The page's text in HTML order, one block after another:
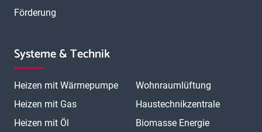
Förderung
Systeme & Technik
Heizen mit Wärmepumpe
Heizen mit Gas
Heizen mit Öl
Wohnraumlüftung
Haustechnikzentrale
Biomasse Energie